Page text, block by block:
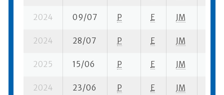
2024 09/07 P E JM
2024 28/07 P E JM
2025 15/06 P E JM
2024 23/06 P E JM